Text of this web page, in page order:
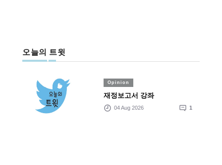
오늘의 트윗
Opinion
재정보고서 강좌
04 Aug 2026 1